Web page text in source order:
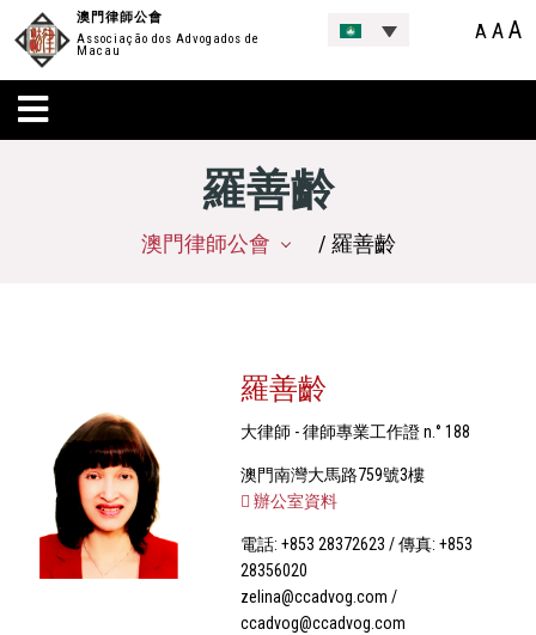
澳門律師公會
Associação dos Advogados de
Macau
A AA
羅善齡
澳門律師公會 / 羅善齡
羅善齡
大律師 - 律師專業工作證 n.° 188
澳門南灣大馬路759號3樓
辦公室資料
電話: +853 28372623 / 傳真: +853
28356020
zelina@ccadvog.com /
ccadvog@ccadvog.com